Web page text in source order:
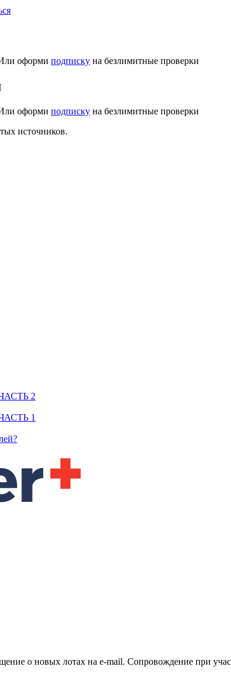
оформи подписку на безлимитные проверки
оформи подписку на безлимитные проверки
источников.
ЧАСТЬ 2
1
о новых лотах на e-mail. Сопровождение при